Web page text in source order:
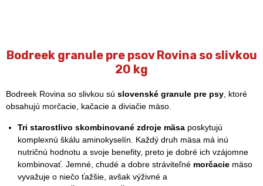
Bodreek granule pre psov Rovina so slivkou
20 kg
Bodreek Rovina so slivkou sú slovenské granule pre psy , ktoré
obsahujú morčacie, kačacie a diviačie mäso.
Tri starostlivo skombinované zdroje mäsa poskytujú
komplexnú škálu aminokyselín. Každý druh mäsa má inú
nutričnú hodnotu a svoje benefity, preto je dobré ich vzájomne
kombinovať. Jemné, chudé a dobre stráviteľné morčacie mäso
vyvažuje o niečo ťažšie, avšak výživné a